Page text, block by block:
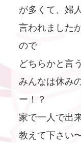
が多くて、婦
言われました
ので
どちらかと言
みんなは休み
ー！？
家で一人で出
教えて下さい